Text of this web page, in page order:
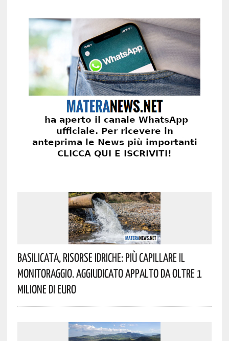
Basilicata, Risorse Idriche: Più Capillare Il
Monitoraggio. Aggiudicato Appalto Da Oltre 1
Milione Di Euro